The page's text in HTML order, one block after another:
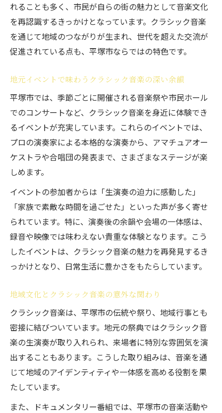
平塚市で楽しむ上質なクラシック音楽体験
家族で味わうクラシック音楽の豊かな時間
音楽番組が暮らしに広げる新しい発見
平塚市とクラシック音楽の意外なつながり
平塚市から広がるクラシック音楽の輪
隠れた名所で感じるクラシック音楽の余韻
地域が育んだクラシック音楽の伝統をひも
とく
地元と音楽番組が結ぶ新たな交流の形
ドキュメンタリーで発見する音楽文化の奥深さ
クラシック音楽の本質を番組で深掘りする
ドキュメンタリーが描く音楽家の素顔と情
熱
平塚市のドキュメンタリー番組を楽しむ方
法
音楽文化を伝える番組の魅力と見どころ
クラシック音楽が番組で伝える感動の瞬間
家族で楽しめるクラシック音楽の新しい楽しみ
方
家族で体感するクラシック音楽の楽しさ
平塚市で見つける親子向け音楽体験の魅力
クラシック音楽が家族の会話を豊かにする
理由
れることも多く、市民が自らの街の魅力として音楽文化
を再認識するきっかけとなっています。クラシック音楽
を通じて地域のつながりが生まれ、世代を超えた交流が
促進されている点も、平塚市ならではの特色です。
地元イベントで味わうクラシック音楽の深い余韻
平塚市では、季節ごとに開催される音楽祭や市民ホール
でのコンサートなど、クラシック音楽を身近に体験でき
るイベントが充実しています。これらのイベントでは、
プロの演奏家による本格的な演奏から、アマチュアオー
ケストラや合唱団の発表まで、さまざまなステージが楽
しめます。
イベントの参加者からは「生演奏の迫力に感動した」
「家族で素敵な時間を過ごせた」といった声が多く寄せ
られています。特に、演奏後の余韻や会場の一体感は、
録音や映像では味わえない貴重な体験となります。こう
したイベントは、クラシック音楽の魅力を再発見するき
っかけとなり、日常生活に豊かさをもたらしています。
地域文化とクラシック音楽の意外な関わり
クラシック音楽は、平塚市の伝統や祭り、地域行事とも
密接に結びついています。地元の祭典ではクラシック音
楽の生演奏が取り入れられ、来場者に特別な雰囲気を演
出することもあります。こうした取り組みは、音楽を通
じて地域のアイデンティティや一体感を高める役割を果
たしています。
また、ドキュメンタリー番組では、平塚市の音楽活動や